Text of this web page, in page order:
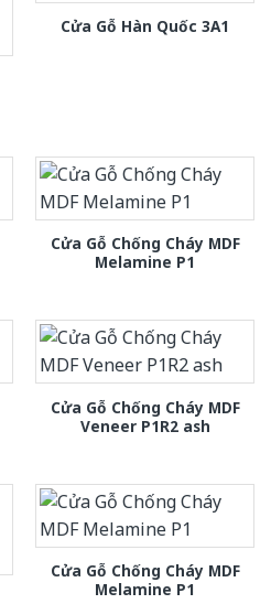
Cửa Gỗ Hàn Quốc 3A1
Cửa Gỗ Chống Cháy MDF
Melamine P1
Cửa Gỗ Chống Cháy MDF
Veneer P1R2 ash
Cửa Gỗ Chống Cháy MDF
Melamine P1